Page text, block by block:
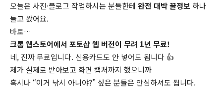
오늘은 사진·블로그 작업하시는 분들한테 완전 대박 꿀정보 하나
들고 왔어요.
바로…
크롬 웹스토어에서 포토샵 웹 버전이 무려 1년 무료!
네, 진짜 무료입니다. 신용카드도 안 넣어도 됩니다 👍
제가 실제로 받아보고 화면 캡처까지 했으니까
혹시나 “이거 낚시 아니야?” 싶은 분들은 안심하셔도 됩니다.